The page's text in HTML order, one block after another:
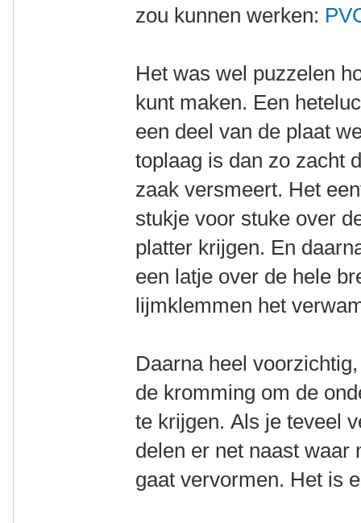
zou kunnen werken:
Het was wel puzzelen
kunt maken. Een
een deel van de plaat
toplaag is dan zo zacht
zaak versmeert. Het
stukje voor stuke over
platter krijgen. En
een latje over de hele
lijmklemmen het
Daarna heel
de kromming om de
te krijgen. Als je teveel
delen er net naast waar
gaat vervormen. Het is